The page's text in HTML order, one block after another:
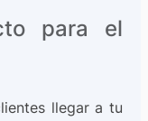
para el
llegar a tu